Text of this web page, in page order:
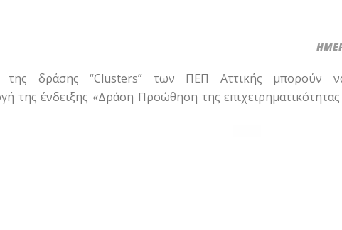
δράσης “Clusters” των ΠΕΠ Αττικής μπορούν
της ένδειξης «Δράση Προώθηση της